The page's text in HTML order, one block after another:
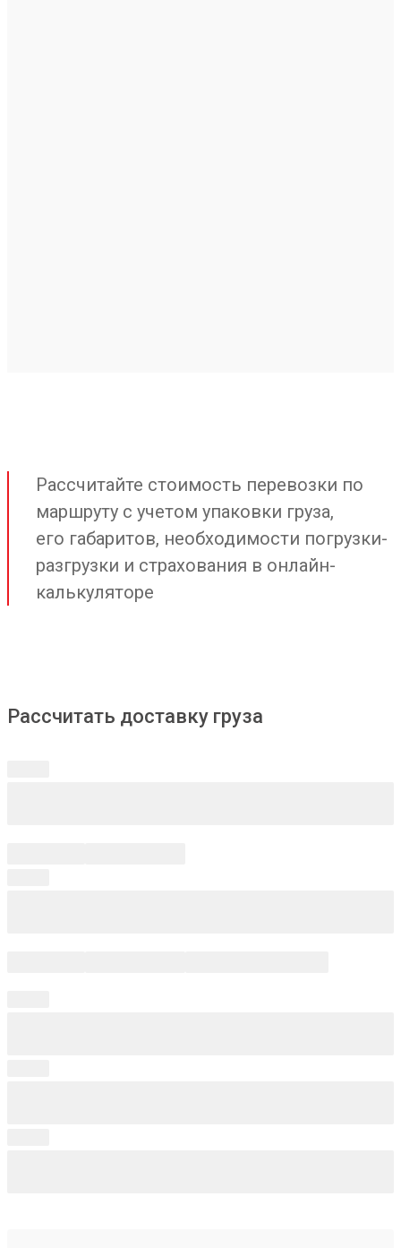
Рассчитайте стоимость перевозки по
маршруту с учетом упаковки груза,
его габаритов, необходимости погрузки-
разгрузки и страхования в онлайн-
калькуляторе
Рассчитать доставку груза